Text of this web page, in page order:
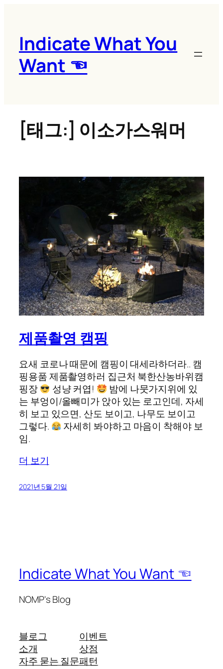
Indicate What You
Want ☜
[태그:] 이소가스워머
제품촬영 캠핑
요새 코로나 때문에 캠핑이 대세라하더라.. 캠
핑용품 제품촬영하러 집근처 북한산농바위캠
핑장
성냥 커엽!
밤에 나뭇가지위에 있
는 부엉이/올빼미가 앉아 있는 로고인데, 자세
히 보고 있으면, 산도 보이고, 나무도 보이고
그렇다.
자세히 봐야하고 마음이 착해야 보
임.
더 보기
2021년 5월 21일
Indicate What You Want ☜
NOMP's Blog
블로그
소개
자주 묻는 질문
이벤트
상점
패턴